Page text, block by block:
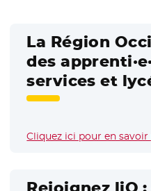
La Région
des
services et
Cliquez ici pour en savoir